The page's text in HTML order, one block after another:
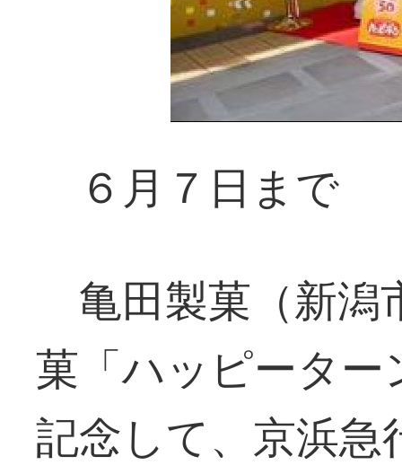
６月７日まで
亀田製菓（新潟
菓「ハッピータ
記念して、京浜急